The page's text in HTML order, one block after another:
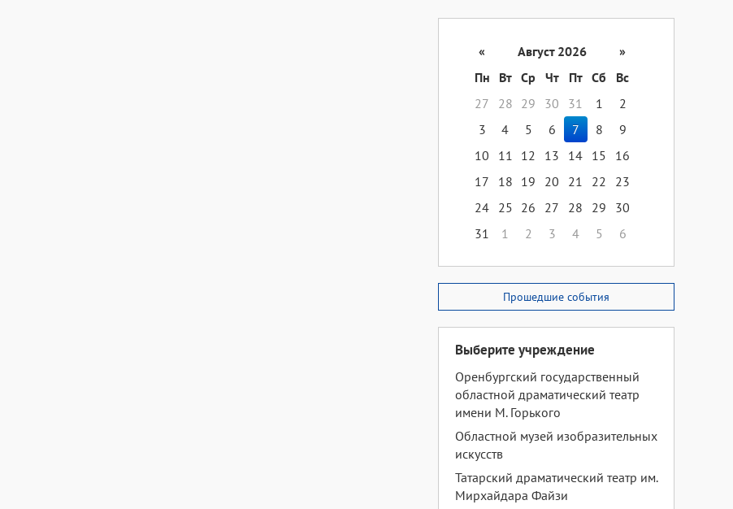
« Август 2026
»
Пн
Вт Ср Чт Пт Сб
Вс
27
28 29 30 31 1
2
3
4 5 6 7 8
9
10
11 12 13 14 15
16
17
18 19 20 21 22
23
24 25 26 27 28 29
30
31
1 2 3 4 5 6
Прошедшие события
Выберите учреждение
Оренбургский государственный
областной драматический театр
имени М. Горького
Областной музей изобразительных
искусств
Татарский драматический театр им.
Мирхайдара Файзи